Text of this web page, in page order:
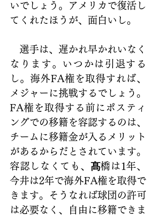
いでしょう。アメリカで復活し
てくれたほうが、面白いし。
選手は、遅かれ早かれいなく
なります。いつかは引退する
し。海外FA権を取得すれば、
メジャーに挑戦するでしょう。
FA権を取得する前にポスティ
ングでの移籍を容認するのは、
チームに移籍金が入るメリット
があるからだとされています。
容認しなくても、 髙橋は1年、
今井は2年で海外FA権を取得で
きます。そうなれば球団の許可
は必要なく、自由に移籍できま